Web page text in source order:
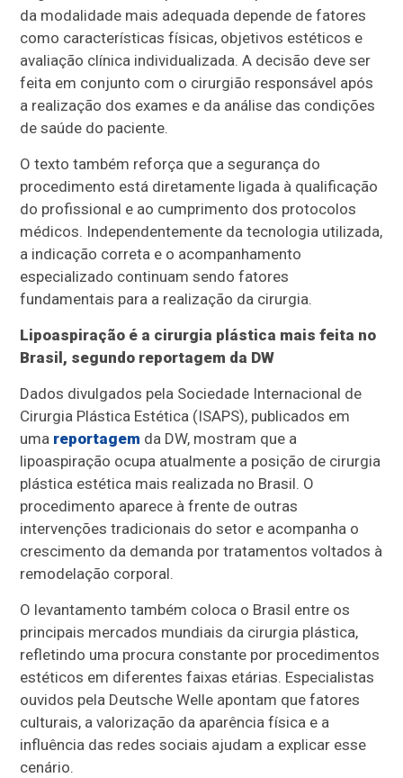
da modalidade mais adequada depende de fatores
como características físicas, objetivos estéticos e
avaliação clínica individualizada. A decisão deve ser
feita em conjunto com o cirurgião responsável após
a realização dos exames e da análise das condições
de saúde do paciente.
O texto também reforça que a segurança do
procedimento está diretamente ligada à qualificação
do profissional e ao cumprimento dos protocolos
médicos. Independentemente da tecnologia utilizada,
a indicação correta e o acompanhamento
especializado continuam sendo fatores
fundamentais para a realização da cirurgia.
Lipoaspiração é a cirurgia plástica mais feita no
Brasil, segundo reportagem da DW
Dados divulgados pela Sociedade Internacional de
Cirurgia Plástica Estética (ISAPS), publicados em
uma reportagem da DW, mostram que a
lipoaspiração ocupa atualmente a posição de cirurgia
plástica estética mais realizada no Brasil. O
procedimento aparece à frente de outras
intervenções tradicionais do setor e acompanha o
crescimento da demanda por tratamentos voltados à
remodelação corporal.
O levantamento também coloca o Brasil entre os
principais mercados mundiais da cirurgia plástica,
refletindo uma procura constante por procedimentos
estéticos em diferentes faixas etárias. Especialistas
ouvidos pela Deutsche Welle apontam que fatores
culturais, a valorização da aparência física e a
influência das redes sociais ajudam a explicar esse
cenário.